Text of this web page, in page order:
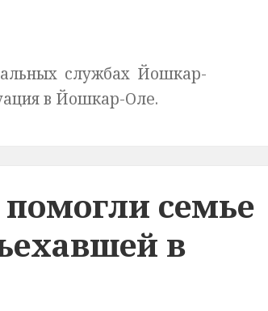
службах Йошкар-
в Йошкар-Оле.
семье
в